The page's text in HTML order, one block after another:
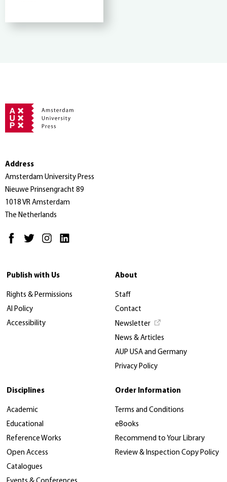
Address
Amsterdam University Press
Nieuwe Prinsengracht 89
1018 VR Amsterdam
The Netherlands
Publish with Us
Rights & Permissions
AI Policy
Accessibility
About
Staff
Contact
Newsletter
News & Articles
AUP USA and Germany
Privacy Policy
Disciplines
Academic
Educational
Reference Works
Open Access
Catalogues
Order Information
Terms and Conditions
eBooks
Recommend to Your Library
Review & Inspection Copy Policy